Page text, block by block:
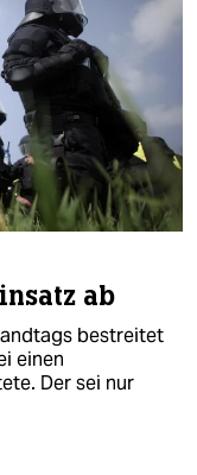
ab
bestreitet
einen
Der sei nur